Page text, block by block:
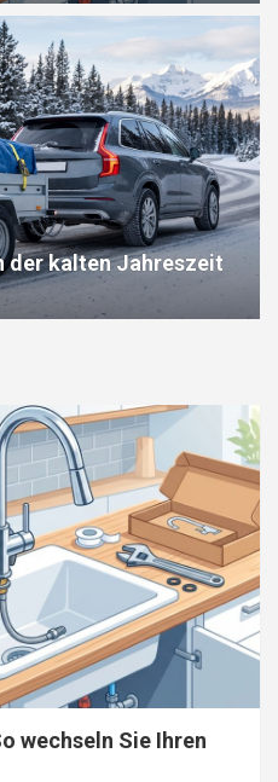
der kalten Jahreszeit
wechseln Sie Ihren